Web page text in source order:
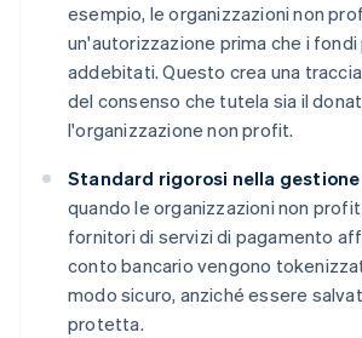
esempio, le organizzazioni non
un'autorizzazione prima che i
addebitati. Questo crea una
del consenso che tutela sia il
l'organizzazione non profit.
Standard rigorosi nella
quando le organizzazioni non
fornitori di servizi di pagamento
conto bancario vengono
modo sicuro, anziché essere
protetta.